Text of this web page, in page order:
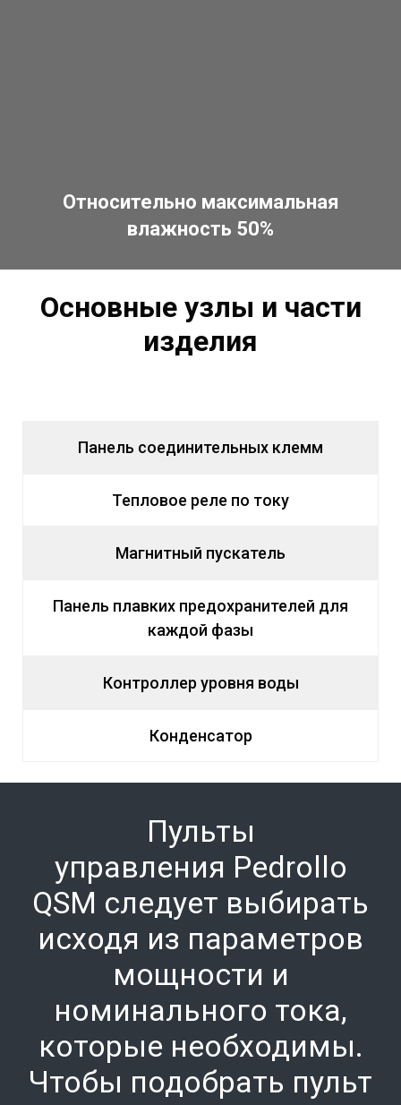
Относительно максимальная
влажность 50%
Основные узлы и части
изделия
Панель соединительных клемм
Тепловое реле по току
Магнитный пускатель
Панель плавких предохранителей для
каждой фазы
Контроллер уровня воды
Конденсатор
Пульты
управления Pedrollo
QSM следует выбирать
исходя из параметров
мощности и
номинального тока,
которые необходимы.
Чтобы подобрать пульт